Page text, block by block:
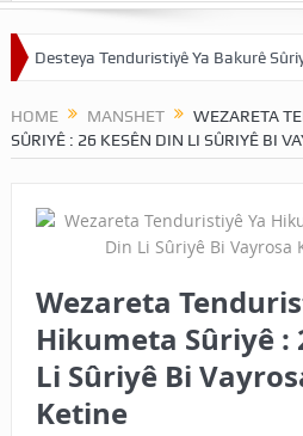
Tenduristiyê Ya Bakurê Sûriyê :
HOME MANSHET
WEZARETA
SÛRIYÊ : 26 KESÊN DIN LI SÛRIYÊ BI
Wezareta
Hikumeta Sûriyê :
Li Sûriyê Bi
Ketine